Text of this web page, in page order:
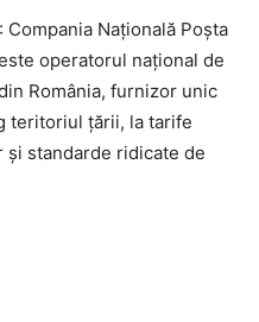
: Compania Națională Poșta
operatorul național de
România, furnizor unic
teritoriul țării, la tarife
standarde ridicate de